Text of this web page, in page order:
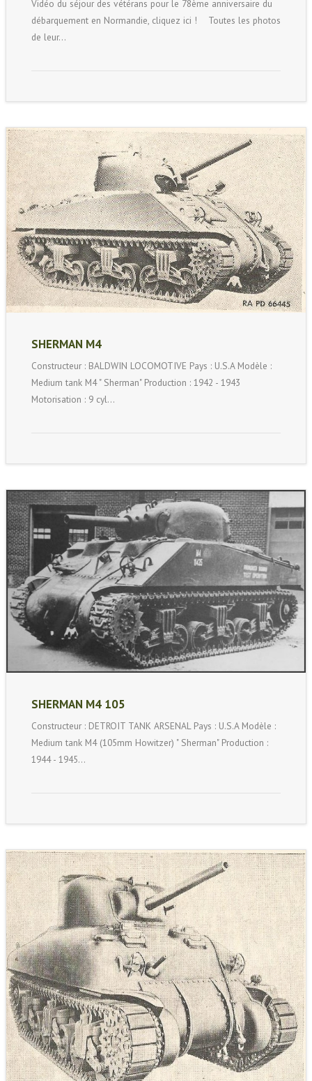
Vidéo du séjour des vétérans pour le 78ème anniversaire du
débarquement en Normandie, cliquez ici ! Toutes les photos
de leur…
SHERMAN M4
Constructeur : BALDWIN LOCOMOTIVE Pays : U.S.A Modèle :
Medium tank M4 " Sherman" Production : 1942 - 1943
Motorisation : 9 cyl…
SHERMAN M4 105
Constructeur : DETROIT TANK ARSENAL Pays : U.S.A Modèle :
Medium tank M4 (105mm Howitzer) " Sherman" Production :
1944 - 1945…